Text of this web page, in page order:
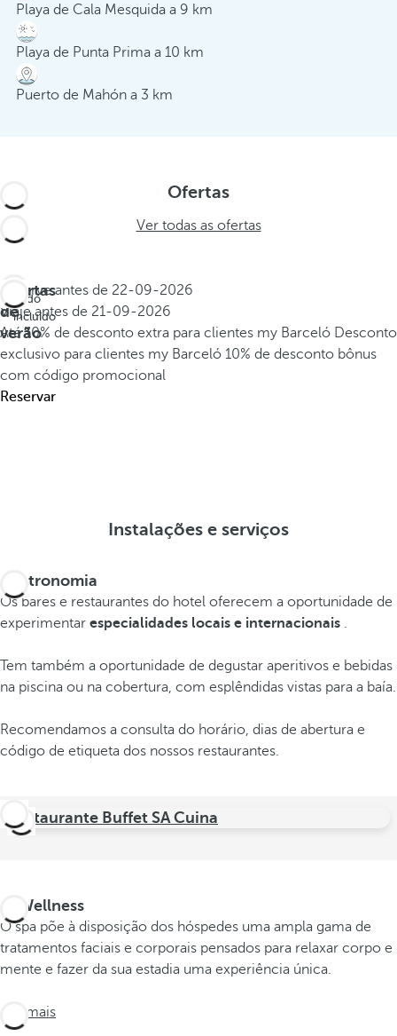
Playa de Cala Mesquida a 9 km
Playa de Punta Prima a 10 km
Puerto de Mahón a 3 km
Ofertas
Ver todas as ofertas
Ofertas
de
verão
Tudo
incluído
Reserve antes de 22-09-2026
Viaje antes de 21-09-2026
Até 10% de desconto extra para clientes my Barceló Desconto
exclusivo para clientes my Barceló 10% de desconto bônus
com código promocional
Reservar
Instalações e serviços
Gastronomia
Os bares e restaurantes do hotel oferecem a oportunidade de
experimentar especialidades locais e internacionais .
Tem também a oportunidade de degustar aperitivos e bebidas
na piscina ou na cobertura, com esplêndidas vistas para a baía.
Recomendamos a consulta do horário, dias de abertura e
código de etiqueta dos nossos restaurantes.
Restaurante Buffet SA Cuina
U-Wellness
O spa põe à disposição dos hóspedes uma ampla gama de
tratamentos faciais e corporais pensados para relaxar corpo e
mente e fazer da sua estadia uma experiência única.
Ver mais